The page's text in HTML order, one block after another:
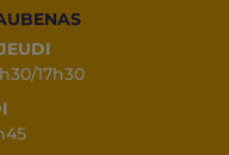
17h30